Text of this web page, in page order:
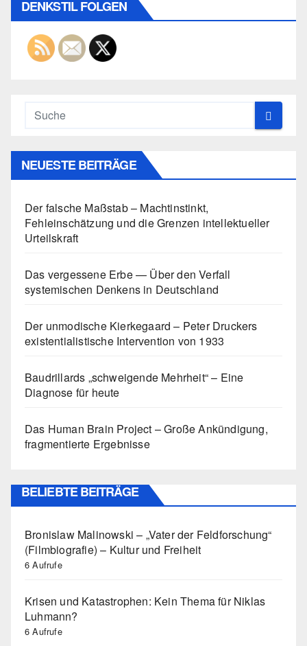
Beiträge
DENKSTIL FOLGEN
NEUESTE BEITRÄGE
Der falsche Maßstab – Machtinstinkt,
Fehleinschätzung und die Grenzen intellektueller
Urteilskraft
Das vergessene Erbe — Über den Verfall
systemischen Denkens in Deutschland
Der unmodische Kierkegaard – Peter Druckers
existentialistische Intervention von 1933
Baudrillards „schweigende Mehrheit“ – Eine
Diagnose für heute
Das Human Brain Project – Große Ankündigung,
fragmentierte Ergebnisse
BELIEBTE BEITRÄGE
Bronislaw Malinowski – „Vater der Feldforschung“
(Filmbiografie) – Kultur und Freiheit
6 Aufrufe
Krisen und Katastrophen: Kein Thema für Niklas
Luhmann?
6 Aufrufe